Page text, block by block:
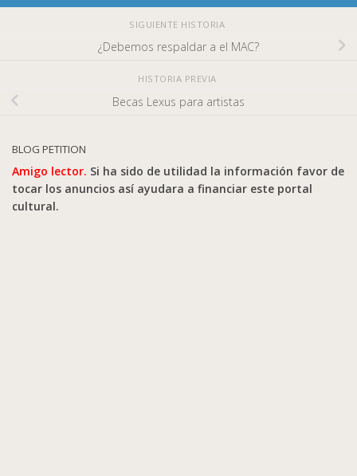
SIGUIENTE HISTORIA
¿Debemos respaldar a el MAC?
HISTORIA PREVIA
Becas Lexus para artistas
BLOG PETITION
Amigo lector. Si ha sido de utilidad la información favor de
tocar los anuncios así ayudara a financiar este portal
cultural.